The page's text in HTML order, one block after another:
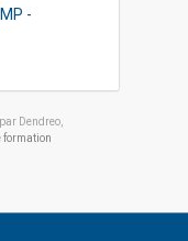
-
Dendreo,
formation